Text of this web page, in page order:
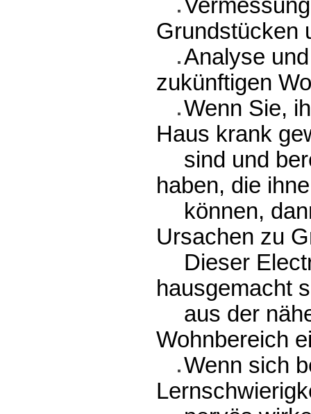
Grundstücken
Analyse
zukünftigen
Wenn Sie,
Haus krank
sind und
haben, die
können,
Ursachen zu
Dieser
hausgemacht
aus der
Wohnbereich
Wenn sich